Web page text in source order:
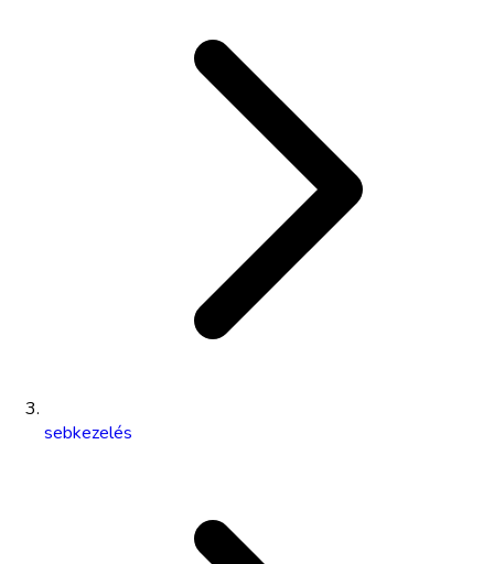
sebkezelés